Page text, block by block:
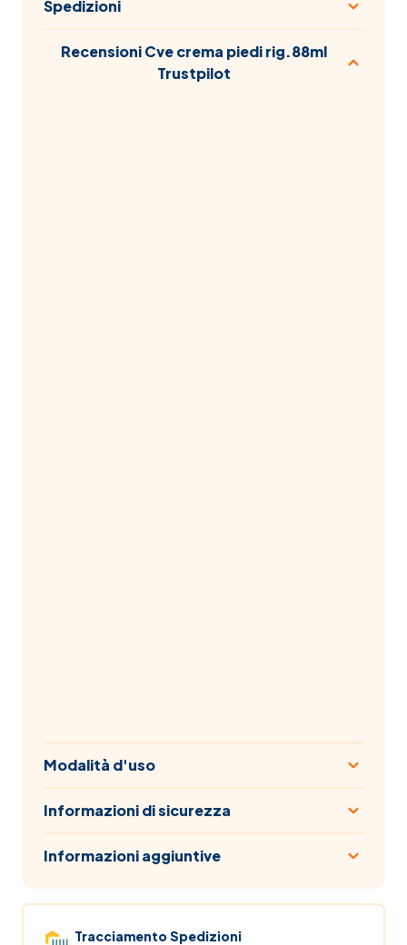
Spedizioni
Recensioni Cve crema piedi rig.88ml
Trustpilot
Modalità d'uso
Informazioni di sicurezza
Informazioni aggiuntive
Tracciamento Spedizioni